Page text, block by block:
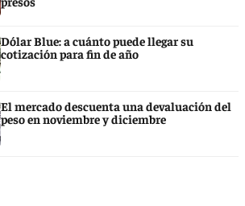
Dólar Blue: a cuánto puede llegar su
cotización para fin de año
El mercado descuenta una devaluación del
peso en noviembre y diciembre